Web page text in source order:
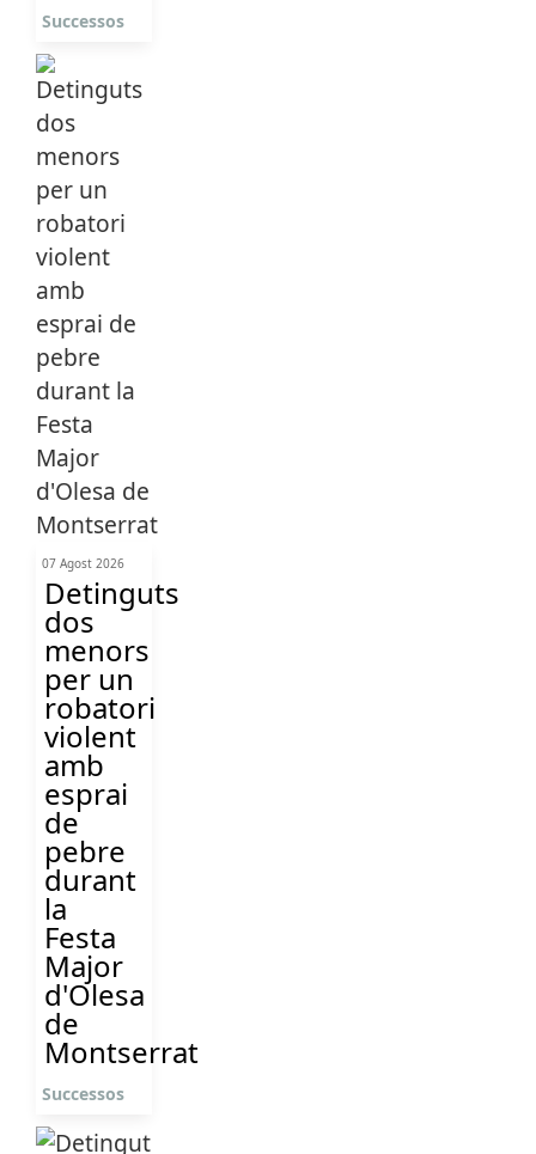
Successos
07 Agost 2026
Detinguts
dos
menors
per un
robatori
violent
amb
esprai
de
pebre
durant
la
Festa
Major
d'Olesa
de
Montserrat
Successos